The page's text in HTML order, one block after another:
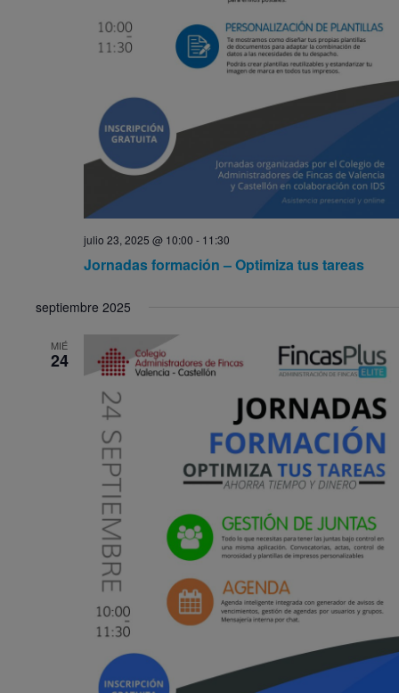
julio 23, 2025 @ 10:00 - 11:30
Jornadas formación – Optimiza tus tareas
septiembre 2025
MIÉ
24